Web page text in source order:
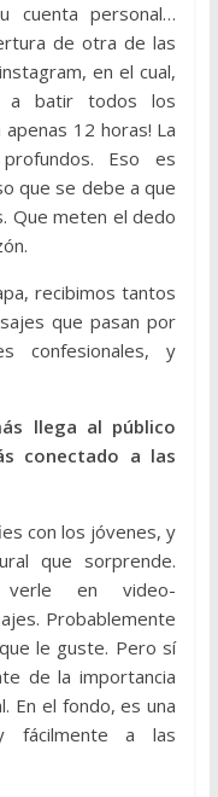
cuenta personal…
de otra de las
en el cual,
a batir todos los
12 horas! La
Eso es
que se debe a que
Que meten el dedo
recibimos tantos
que pasan por
confesionales, y
llega al público
conectado a las
con los jóvenes, y
que sorprende.
verle en video-
Probablemente
le guste. Pero sí
de la importancia
En el fondo, es una
fácilmente a las